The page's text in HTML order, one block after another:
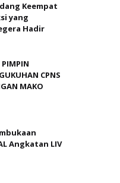
Keempat
yang
Hadir
CPNS
MAKO
Angkatan LIV